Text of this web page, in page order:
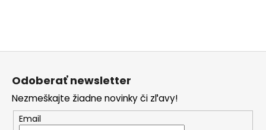
Z
Odoberať newsletter
Nezmeškajte žiadne novinky či zľavy!
Email